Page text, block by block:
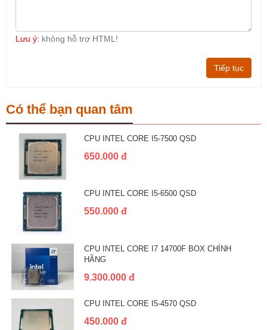
Lưu ý: không hỗ trợ HTML!
Tiếp tục
Có thể bạn quan tâm
CPU INTEL CORE I5-7500 QSD
650.000 đ
CPU INTEL CORE I5-6500 QSD
550.000 đ
CPU INTEL CORE I7 14700F BOX CHÍNH
HÃNG
9.300.000 đ
CPU INTEL CORE I5-4570 QSD
450.000 đ